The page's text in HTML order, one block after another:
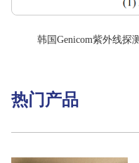
韩国Genicom紫外线探
热门产品